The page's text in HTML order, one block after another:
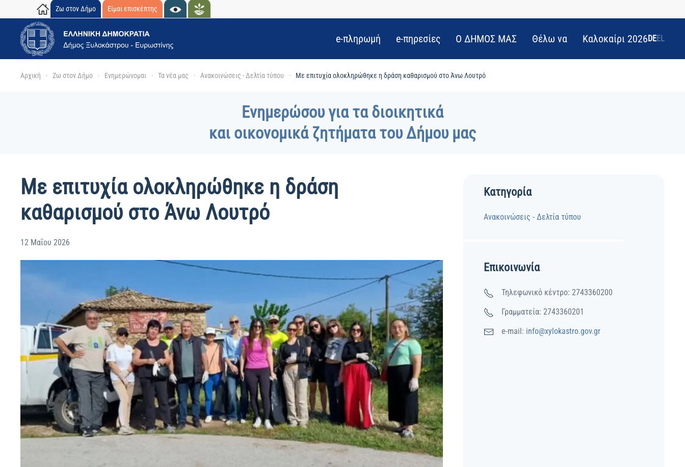
Skip to main content
Ζω στον Δήμο Είμαι επισκέπτης
e-πληρωμή e-πηρεσίες Ο ΔΗΜΟΣ ΜΑΣ Θέλω να Καλοκαίρι 2026DEEL
Αρχική Ζω στον Δήμο Ενημερώνομαι Τα νέα μας Ανακοινώσεις - Δελτία τύπου Με επιτυχία ολοκληρώθηκε η δράση καθαρισμού στο Άνω Λουτρό
Ενημερώσου για τα διοικητικά
και οικονομικά ζητήματα του Δήμου μας
Με επιτυχία ολοκληρώθηκε η δράση
καθαρισμού στο Άνω Λουτρό
12 Μαΐου 2026
Κατηγορία
Ανακοινώσεις - Δελτία τύπου
Επικοινωνία
Τηλεφωνικό κέντρο: 2743360200
Γραμματεία: 2743360201
e-mail: info@xylokastro.gov.gr